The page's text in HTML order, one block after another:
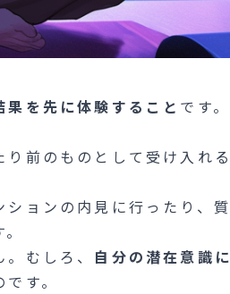
果を先に体験すること です。
前のものとして受け入れる
ョンの内見に行ったり、質
むしろ、 自分の潜在意識に
す。